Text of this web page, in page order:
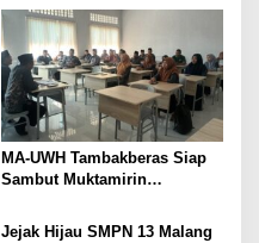
MA-UWH Tambakberas Siap
Sambut Muktamirin
Jejak Hijau SMPN 13 Malang